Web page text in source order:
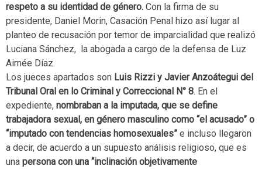
respeto a su identidad de género. Con la firma de su
presidente, Daniel Morin, Casación Penal hizo así lugar al
planteo de recusación por temor de imparcialidad que realizó
Luciana Sánchez, la abogada a cargo de la defensa de Luz
Aimée Díaz.
Los jueces apartados son Luis Rizzi y Javier Anzoátegui del
Tribunal Oral en lo Criminal y Correccional N° 8. En el
expediente, nombraban a la imputada, que se define
trabajadora sexual, en género masculino como “el acusado” o
“imputado con tendencias homosexuales” e incluso llegaron
a decir, de acuerdo a un supuesto análisis religioso, que es
una persona con una “inclinación objetivamente